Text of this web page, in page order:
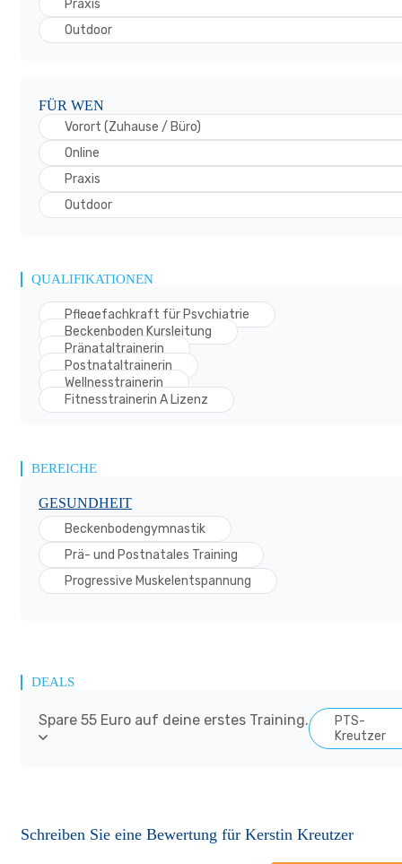
Praxis
Outdoor
FÜR WEN
Vorort (Zuhause / Büro)
Online
Praxis
Outdoor
QUALIFIKATIONEN
Pflegefachkraft für Psychiatrie
Beckenboden Kursleitung
Pränataltrainerin
Postnataltrainerin
Wellnesstrainerin
Fitnesstrainerin A Lizenz
BEREICHE
GESUNDHEIT
Beckenbodengymnastik
Prä- und Postnatales Training
Progressive Muskelentspannung
DEALS
Spare 55 Euro auf deine erstes Training.
PTS-
Kreutzer
Schreiben Sie eine Bewertung für Kerstin Kreutzer